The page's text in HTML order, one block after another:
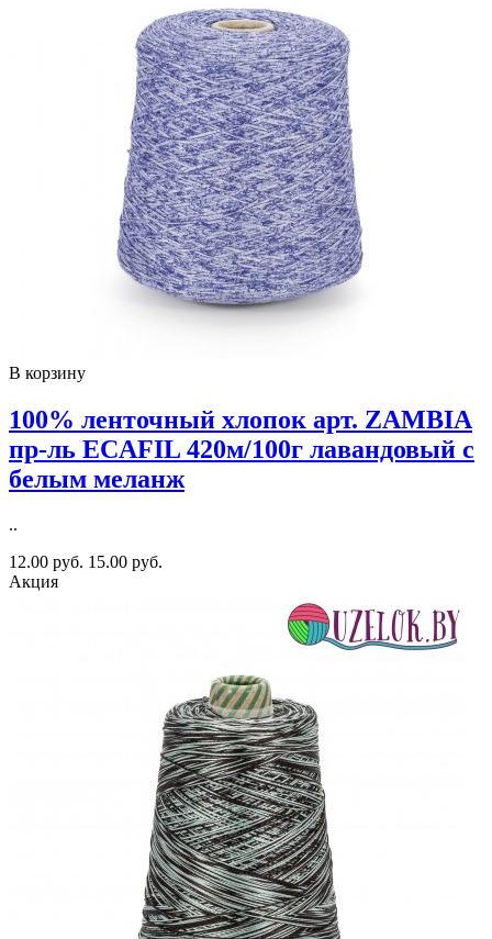
В корзину
100% ленточный хлопок арт. ZAMBIA
пр-ль ECAFIL 420м/100г лавандовый с
белым меланж
..
12.00 руб. 15.00 руб.
Акция